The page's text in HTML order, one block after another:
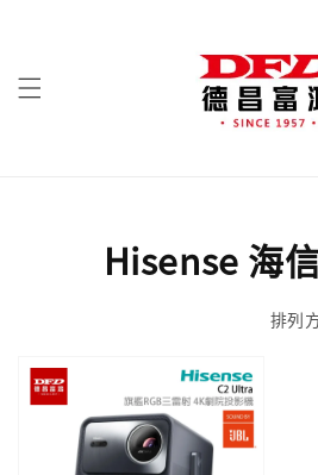
Hisense 海
排列